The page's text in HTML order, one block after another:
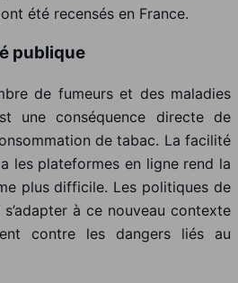
été recensés en France.
publique
de fumeurs et des maladies
une conséquence directe de
de tabac. La facilité
les plateformes en ligne rend la
plus difficile. Les politiques de
à ce nouveau contexte
contre les dangers liés au